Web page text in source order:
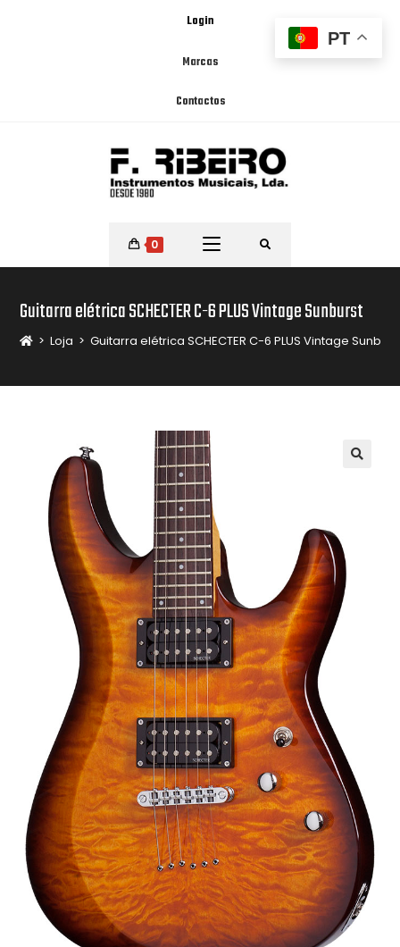
Login
Marcas
Contactos
0
Guitarra elétrica SCHECTER C-6 PLUS Vintage Sunburst
> Loja > Guitarra elétrica SCHECTER C-6 PLUS Vintage
PT